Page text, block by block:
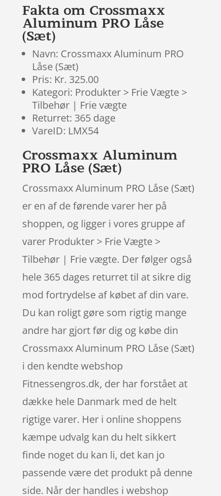
mmelser
Fakta om Crossmaxx
Aluminum PRO Låse
(Sæt)
Navn: Crossmaxx Aluminum PRO
Låse (Sæt)
Pris: Kr. 325.00
Kategori: Produkter > Frie Vægte >
Tilbehør | Frie vægte
Returret: 365 dage
VareID: LMX54
Crossmaxx Aluminum
PRO Låse (Sæt)
Crossmaxx Aluminum PRO Låse (Sæt)
er en af de førende varer her på
shoppen, og ligger i vores gruppe af
varer Produkter > Frie Vægte >
Tilbehør | Frie vægte. Der følger også
hele 365 dages returret til at sikre dig
mod fortrydelse af købet af din vare.
Du kan roligt gøre som rigtig mange
andre har gjort før dig og købe din
Crossmaxx Aluminum PRO Låse (Sæt)
i den kendte webshop
Fitnessengros.dk, der har forstået at
dække hele Danmark med de helt
rigtige varer. Her i online shoppens
kæmpe udvalg kan du helt sikkert
finde noget du kan li, det kan jo
passende være det produkt på denne
side. Når der handles i webshop